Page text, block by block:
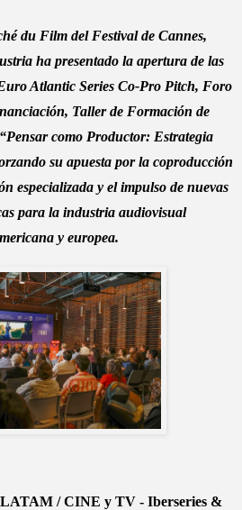
du Film del Festival de Cannes,
ha presentado la apertura de las
Atlantic Series Co-Pro Pitch, Foro
Taller de Formación de
como Productor: Estrategia
su apuesta por la coproducción
especializada y el impulso de nuevas
para la industria audiovisual
y europea.
/ CINE y TV - Iberseries &